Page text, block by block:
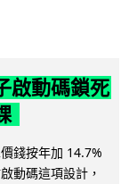
啟動碼鎖死
錢按年加 14.7%
動碼這項設計，